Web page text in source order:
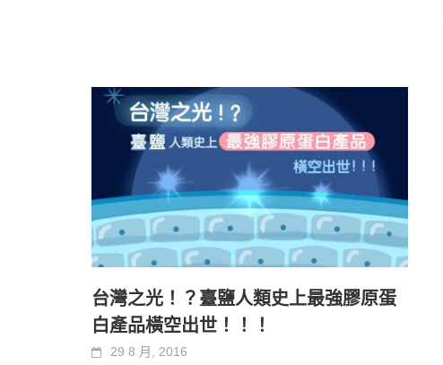
台灣之光！？臺鹽人類史上最強膠原蛋
白產品橫空出世！！！
29 8 月, 2016